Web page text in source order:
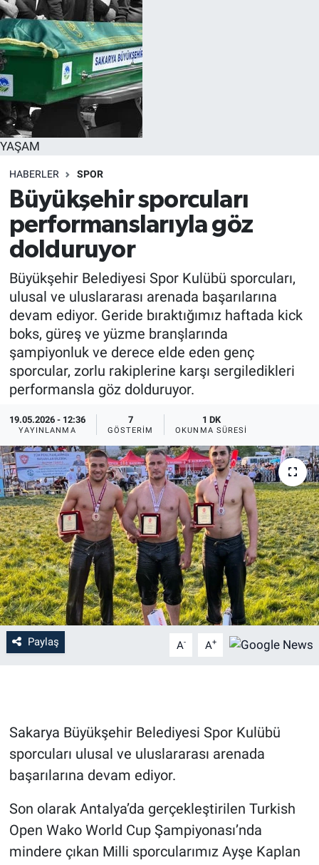
YAŞAM
HABERLER SPOR
Büyükşehir sporcuları
performanslarıyla göz
dolduruyor
Büyükşehir Belediyesi Spor Kulübü sporcuları,
ulusal ve uluslararası arenada başarılarına
devam ediyor. Geride bıraktığımız haftada kick
boks, güreş ve yüzme branşlarında
şampiyonluk ve derece elde eden genç
sporcular, zorlu rakiplerine karşı sergiledikleri
performansla göz dolduruyor.
19.05.2026 - 12:36
YAYINLANMA
7
GÖSTERIM
1 DK
OKUNMA SÜRESI
Paylaş A- A+
Sakarya Büyükşehir Belediyesi Spor Kulübü
sporcuları ulusal ve uluslararası arenada
başarılarına devam ediyor.
Son olarak Antalya’da gerçekleştirilen Turkish
Open Wako World Cup Şampiyonası’nda
mindere çıkan Milli sporcularımız Ayşe Kaplan